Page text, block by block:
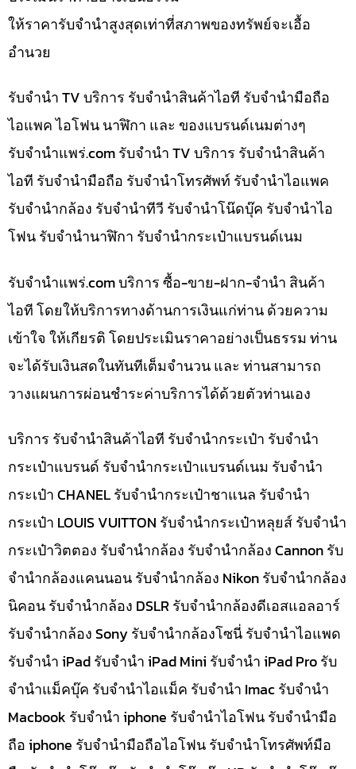
ให้ราคารับจำนำสูงสุดเท่าที่สภาพของทรัพย์จะเอื้อ
อำนวย
รับจำนำ TV บริการ รับจำนำสินค้าไอที รับจำนำมือถือ
ไอแพค ไอโฟน นาฬิกา และ ของแบรนด์เนมต่างๆ
รับจํานําแพร่.com รับจำนำ TV บริการ รับจำนำสินค้า
ไอที รับจำนำมือถือ รับจำนำโทรศัพท์ รับจำนำไอแพค
รับจำนำกล้อง รับจำนำทีวี รับจำนำโน๊ดบุ๊ค รับจำนำไอ
โฟน รับจำนำนาฬิกา รับจำนำกระเป๋าแบรนด์เนม
รับจํานําแพร่.com บริการ ซื้อ-ขาย-ฝาก-จำนำ สินค้า
ไอที โดยให้บริการทางด้านการเงินแก่ท่าน ด้วยความ
เข้าใจ ให้เกียรติ โดยประเมินราคาอย่างเป็นธรรม ท่าน
จะได้รับเงินสดในทันทีเต็มจำนวน และ ท่านสามารถ
วางแผนการผ่อนชำระค่าบริการได้ด้วยตัวท่านเอง
บริการ รับจำนำสินค้าไอที รับจำนำกระเป๋า รับจำนำ
กระเป๋าแบรนด์ รับจำนำกระเป๋าแบรนด์เนม รับจำนำ
กระเป๋า CHANEL รับจำนำกระเป๋าชาแนล รับจำนำ
กระเป๋า LOUIS VUITTON รับจำนำกระเป๋าหลุยส์ รับจำนำ
กระเป๋าวิตตอง รับจำนำกล้อง รับจำนำกล้อง Cannon รับ
จำนำกล้องแคนนอน รับจำนำกล้อง Nikon รับจำนำกล้อง
นิคอน รับจำนำกล้อง DSLR รับจำนำกล้องดีเอสแอลอาร์
รับจำนำกล้อง Sony รับจำนำกล้องโซนี่ รับจำนำไอแพด
รับจำนำ iPad รับจำนำ iPad Mini รับจำนำ iPad Pro รับ
จำนำแม็คบุ๊ค รับจำนำไอแม็ค รับจำนำ Imac รับจำนำ
Macbook รับจำนำ iphone รับจำนำไอโฟน รับจำนำมือ
ถือ iphone รับจำนำมือถือไอโฟน รับจำนำโทรศัพท์มือ